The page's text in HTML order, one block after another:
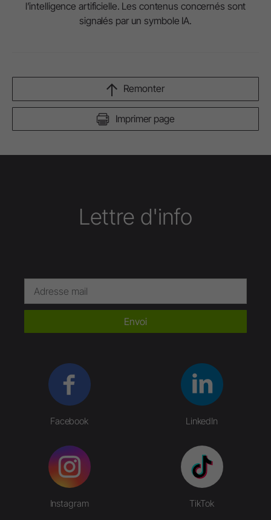
l’intelligence artificielle. Les contenus concernés sont
signalés par un symbole IA.
Imprimer page
Remonter
Lettre d'info
Envoi
Facebook LinkedIn
Instagram TikTok